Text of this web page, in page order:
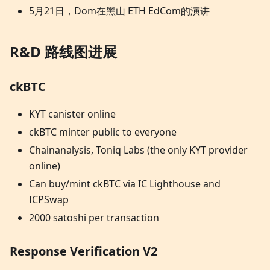
5月21日，Dom在黑山 ETH EdCom的演讲
R&D 路线图进展
ckBTC
KYT canister online
ckBTC minter public to everyone
Chainanalysis, Toniq Labs (the only KYT provider
online)
Can buy/mint ckBTC via IC Lighthouse and
ICPSwap
2000 satoshi per transaction
Response Verification V2